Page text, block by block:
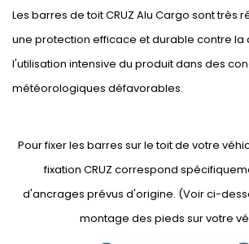
Les barres de toit CRUZ Alu Cargo sont très
une protection efficace et durable contre la
l'utilisation intensive du produit dans des
météorologiques défavorables.
Pour fixer les barres sur le toit de votre
fixation CRUZ correspond
d'ancrages prévus d'origine. (Voir ci-
montage des pieds sur votre